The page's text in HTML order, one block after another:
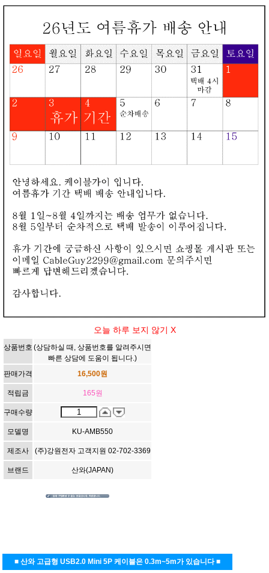
오늘 하루 보지 않기 X
회원가입 장바구니 오늘본상품
카테고리▼
[114012]SANWA(산와) 고급형 USB2.0 Mini 5P 케이블 5미터
2중 차폐 쉴드, 트위스트 페어, EMI 필터, 금도금 핀
상품번호
114012
(상담하실 때, 상품번호를 알려주시면
빠른 상담에 도움이 됩니다.)
판매가격
16,500원
적립금 165원
구매수량
모델명 KU-AMB550
제조사 (주)강원전자 고객지원 02-702-3369
브랜드 산와(JAPAN)
■ 산와 고급형 USB2.0 Mini 5P 케이블은 0.3m~5m가 있습니다 ■